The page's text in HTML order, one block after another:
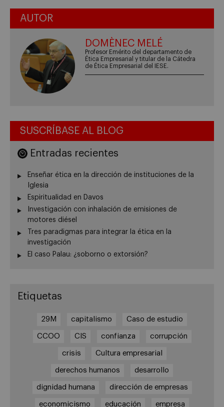
AUTOR
DOMÈNEC MELÉ
Profesor Emérito del departamento de
Ética Empresarial y titular de la Cátedra
de Ética Empresarial del IESE.
SUSCRÍBASE AL BLOG
Entradas recientes
Enseñar ética en la dirección de instituciones de la
Iglesia
Espiritualidad en Davos
Investigación con inhalación de emisiones de
motores diésel
Tres paradigmas para integrar la ética en la
investigación
El caso Palau: ¿soborno o extorsión?
Etiquetas
29M capitalismo Caso de estudio
CCOO CIS confianza corrupción
crisis Cultura empresarial
derechos humanos desarrollo
dignidad humana dirección de empresas
economicismo educación empresa